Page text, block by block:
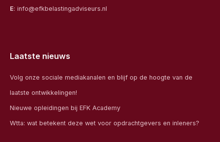
E: info@efkbelastingadviseurs.nl
Laatste nieuws
Volg onze sociale mediakanalen en blijf op de hoogte van de
laatste ontwikkelingen!
Nieuwe opleidingen bij EFK Academy
Wtta: wat betekent deze wet voor opdrachtgevers en inleners?